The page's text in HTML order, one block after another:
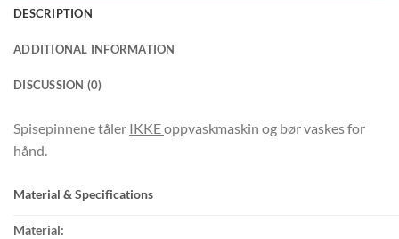
DESCRIPTION
ADDITIONAL INFORMATION
DISCUSSION (0)
Spisepinnene tåler IKKEoppvaskmaskin og bør vaskes for
hånd.
Material & Specifications
Material: